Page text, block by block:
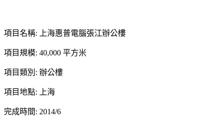
項目名稱: 上海惠普電腦張江辦公樓
項目規模: 40,000 平方米
項目類別: 辦公樓
項目地點: 上海
完成時間: 2014/6